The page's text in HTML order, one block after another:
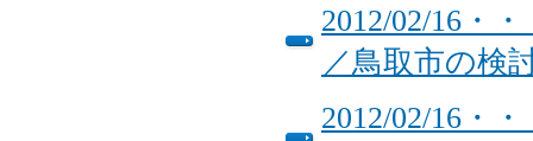
2012/02/16・
／鳥取市の検
2012/02/16・